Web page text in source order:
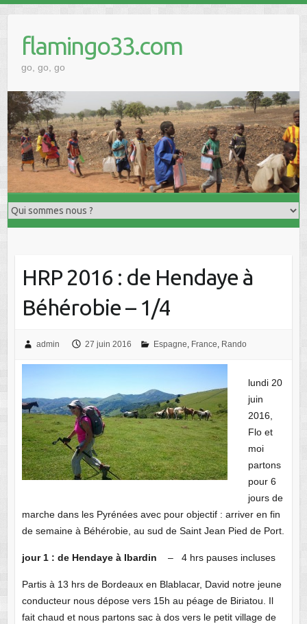
contentflamingo33.com
go, go, go
HRP 2016 : de Hendaye à
Béhérobie – 1/4
admin 27 juin 2016 Espagne France Rando
lundi 20
juin
2016,
Flo et
moi
partons
pour 6
jours de
marche dans les Pyrénées avec pour objectif : arriver en fin
de semaine à Béhérobie, au sud de Saint Jean Pied de Port.
jour 1 : de Hendaye à Ibardin – 4 hrs pauses incluses
Partis à 13 hrs de Bordeaux en Blablacar, David notre jeune
conducteur nous dépose vers 15h au péage de Biriatou. Il
fait chaud et nous partons sac à dos vers le petit village de